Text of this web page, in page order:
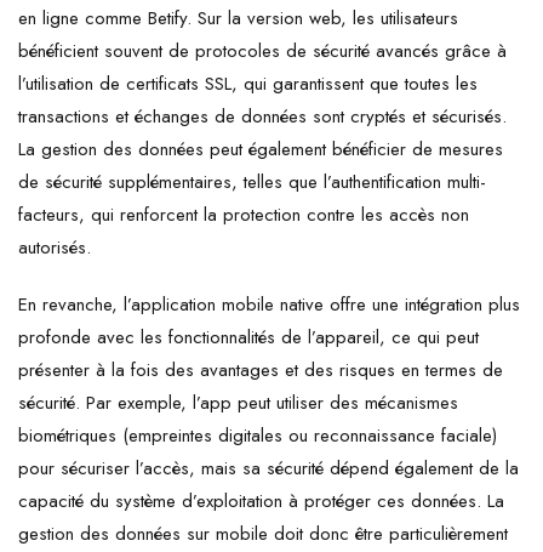
en ligne comme Betify. Sur la version web, les utilisateurs
bénéficient souvent de protocoles de sécurité avancés grâce à
l’utilisation de certificats SSL, qui garantissent que toutes les
transactions et échanges de données sont cryptés et sécurisés.
La gestion des données peut également bénéficier de mesures
de sécurité supplémentaires, telles que l’authentification multi-
facteurs, qui renforcent la protection contre les accès non
autorisés.
En revanche, l’application mobile native offre une intégration plus
profonde avec les fonctionnalités de l’appareil, ce qui peut
présenter à la fois des avantages et des risques en termes de
sécurité. Par exemple, l’app peut utiliser des mécanismes
biométriques (empreintes digitales ou reconnaissance faciale)
pour sécuriser l’accès, mais sa sécurité dépend également de la
capacité du système d’exploitation à protéger ces données. La
gestion des données sur mobile doit donc être particulièrement